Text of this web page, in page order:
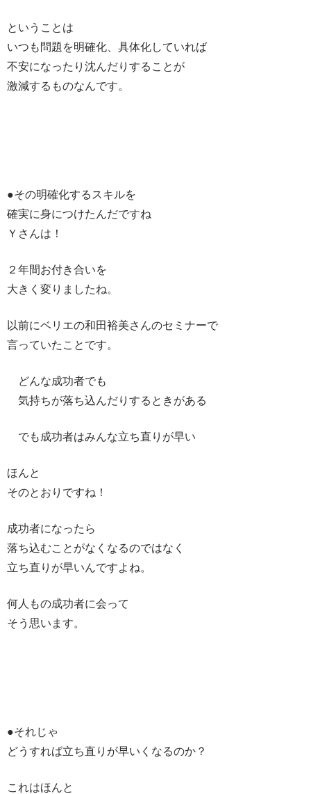
ということは
いつも問題を明確化、具体化していれば
不安になったり沈んだりすることが
激減するものなんです。
●その明確化するスキルを
確実に身につけたんだですね
Ｙさんは！
２年間お付き合いを
大きく変りましたね。
以前にベリエの和田裕美さんのセミナーで
言っていたことです。
どんな成功者でも
気持ちが落ち込んだりするときがある
でも成功者はみんな立ち直りが早い
ほんと
そのとおりですね！
成功者になったら
落ち込むことがなくなるのではなく
立ち直りが早いんですよね。
何人もの成功者に会って
そう思います。
●それじゃ
どうすれば立ち直りが早いくなるのか？
これはほんと